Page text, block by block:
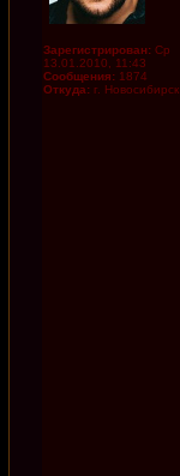
Зарегистрирован: Ср
13.01.2010, 11:43
Сообщения: 1874
Откуда: г. Новосибирск